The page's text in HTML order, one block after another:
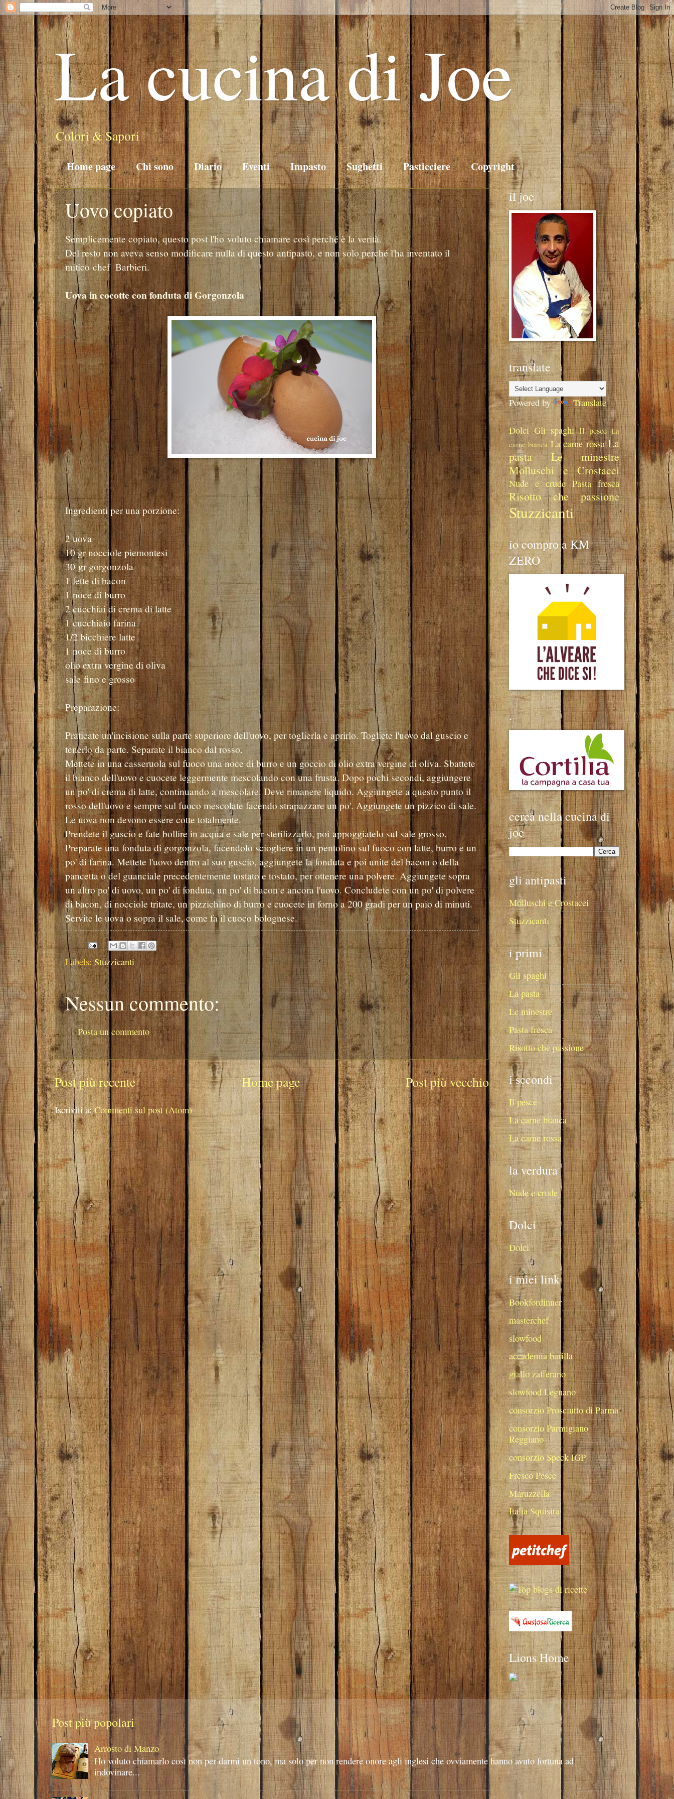
La cucina di Joe
Colori & Sapori
Home page Chi sono Diario Eventi Impasto Sughetti Pasticciere Copyright
Uovo copiato
Semplicemente copiato, questo post l'ho voluto chiamare così perché è la verità.
Del resto non aveva senso modificare nulla di questo antipasto, e non solo perché l'ha inventato il
mitico chef Barbieri.
Uova in cocotte con fonduta di Gorgonzola
Ingredienti per una porzione:
2 uova
10 gr nocciole piemontesi
30 gr gorgonzola
1 fette di bacon
1 noce di burro
2 cucchiai di crema di latte
1 cucchiaio farina
1/2 bicchiere latte
1 noce di burro
olio extra vergine di oliva
sale fino e grosso
Preparazione:
Praticate un'incisione sulla parte superiore dell'uovo, per toglierla e aprirlo. Togliete l'uovo dal guscio e
tenerlo da parte. Separate il bianco dal rosso.
Mettete in una casseruola sul fuoco una noce di burro e un goccio di olio extra vergine di oliva. Sbattete
il bianco dell'uovo e cuocete leggermente mescolando con una frusta. Dopo pochi secondi, aggiungere
un po' di crema di latte, continuando a mescolare. Deve rimanere liquido. Aggiungete a questo punto il
rosso dell'uovo e sempre sul fuoco mescolate facendo strapazzare un po'. Aggiungete un pizzico di sale.
Le uova non devono essere cotte totalmente.
Prendete il guscio e fate bollire in acqua e sale per sterilizzarlo, poi appoggiatelo sul sale grosso.
Preparate una fonduta di gorgonzola, facendolo sciogliere in un pentolino sul fuoco con latte, burro e un
po' di farina. Mettete l'uovo dentro al suo guscio, aggiungete la fonduta e poi unite del bacon o della
pancetta o del guanciale precedentemente tostato e tostato, per ottenere una polvere. Aggiungete sopra
un altro po' di uovo, un po' di fonduta, un po' di bacon e ancora l'uovo. Concludete con un po' di polvere
di bacon, di nocciole tritate, un pizzichino di burro e cuocete in forno a 200 gradi per un paio di minuti.
Servite le uova o sopra il sale, come fa il cuoco bolognese.
Labels:Stuzzicanti
Nessun commento:
Posta un commento
Post più recente Post più vecchio
Home page
Iscriviti a:Commenti sul post (Atom)
il joe
translate
Powered by Translate
Dolci Gli spaghi Il pesce La
carne bianca La carne rossa La
pasta
Le minestre
Molluschi e Crostacei
Nude e crude Pasta fresca
Risotto che passione
Stuzzicanti
io compro a KM
ZERO
.
cerca nella cucina di
joe
gli antipasti
Molluschi e Crostacei
Stuzzicanti
i primi
Gli spaghi
La pasta
Le minestre
Pasta fresca
Risotto che passione
i secondi
Il pesce
La carne bianca
La carne rossa
la verdura
Nude e crude
Dolci
Dolci
i miei link
Bookfordinner
masterchef
slowfood
accademia barilla
giallo zafferano
slowfood Legnano
consorzio Prosciutto di Parma
consorzio Parmigiano
Reggiano
consorzio Speck IGP
Fresco Pesce
Maruzzella
Italia Squisita
Lions Home
Post più popolari
Arrosto di Manzo
Ho voluto chiamarlo così non per darmi un tono, ma solo per non rendere onore agli inglesi che ovviamente hanno avuto fortuna ad
indovinare...